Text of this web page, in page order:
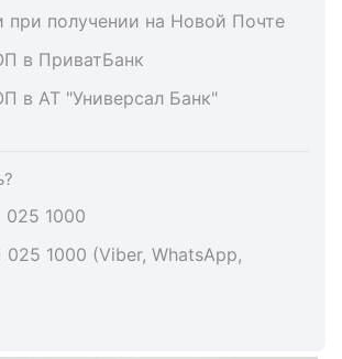
при получении на Новой Почте
в ПриватБанк
в АТ "Универсал Банк"
025 1000
1000 (Viber, WhatsApp,